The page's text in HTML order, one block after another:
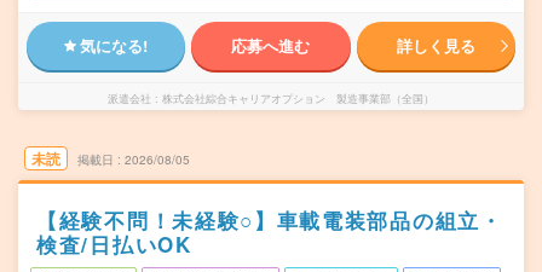
気になる! 応募へ進む 詳しく見る
派遣会社 株式会社綜合キャリアオプション 製造事業部（全国）
未読 掲載日 2026/08/05
【経験不問！未経験○】車載電装部品の組立・
検査/日払いOK